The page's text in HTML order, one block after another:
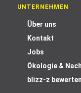
UNTERNEHMEN
Über uns
Kontakt
Jobs
Ökologie &
blizz-z